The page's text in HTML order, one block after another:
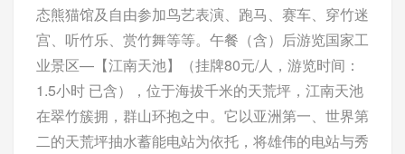
态熊猫馆及自由参加鸟艺表演、跑马、赛车、穿竹迷
宫、听竹乐、赏竹舞等等。午餐（含）后游览国家工
业景区—【江南天池】（挂牌80元/人，游览时间：
1.5小时 已含），位于海拔千米的天荒坪，江南天池
在翠竹簇拥，群山环抱之中。它以亚洲第一、世界第
二的天荒坪抽水蓄能电站为依托，将雄伟的电站与秀